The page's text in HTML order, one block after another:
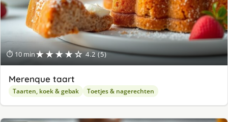
⏱ 10 min★★★★☆ 4.2 (5)
Merenque taart
Taarten, koek & gebak Toetjes & nagerechten